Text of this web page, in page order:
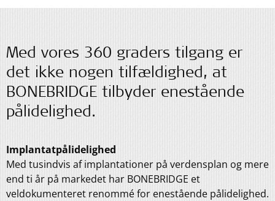
Med vores 360 graders tilgang er
det ikke nogen tilfældighed, at
BONEBRIDGE tilbyder enestående
pålidelighed.
Implantatpålidelighed
Med tusindvis af implantationer på verdensplan og mere
end ti år på markedet har BONEBRIDGE et
veldokumenteret renommé for enestående pålidelighed.